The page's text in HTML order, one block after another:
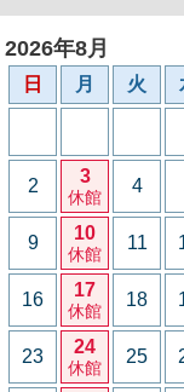
2026年8月
日 月 火
2 3
休館
4
9 10
休館
11
16 17
休館
18
23 24
休館
25